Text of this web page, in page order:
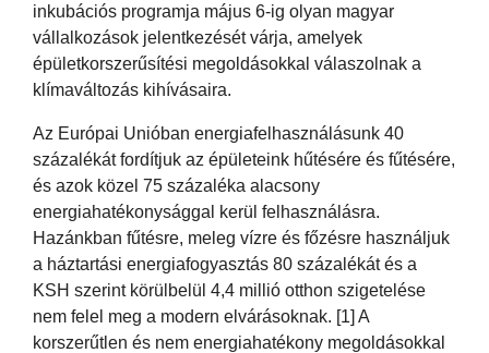
inkubációs programja május 6-ig olyan magyar
vállalkozások jelentkezését várja, amelyek
épületkorszerűsítési megoldásokkal válaszolnak a
klímaváltozás kihívásaira.
Az Európai Unióban energiafelhasználásunk 40
százalékát fordítjuk az épületeink hűtésére és fűtésére,
és azok közel 75 százaléka alacsony
energiahatékonysággal kerül felhasználásra.
Hazánkban fűtésre, meleg vízre és főzésre használjuk
a háztartási energiafogyasztás 80 százalékát és a
KSH szerint körülbelül 4,4 millió otthon szigetelése
nem felel meg a modern elvárásoknak. [1] A
korszerűtlen és nem energiahatékony megoldásokkal